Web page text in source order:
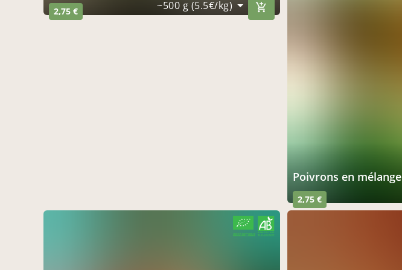
2,75 € ~500 g (5.5€/kg)
Poivrons en mélange
2,75 €
CERTIFIÉ PAR FR-BIO-10
AGRICULTURE FRANCE